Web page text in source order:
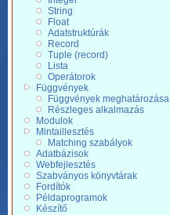
String
Float
Adatstruktúrák
Record
Tuple (record)
Lista
Operátorok
Függvények
Függvények meghatározása
Részleges alkalmazás
Modulok
Mintaillesztés
Matching szabályok
Adatbázisok
Webfejlesztés
Szabványos könyvtárak
Fordítók
Példaprogramok
Készítő